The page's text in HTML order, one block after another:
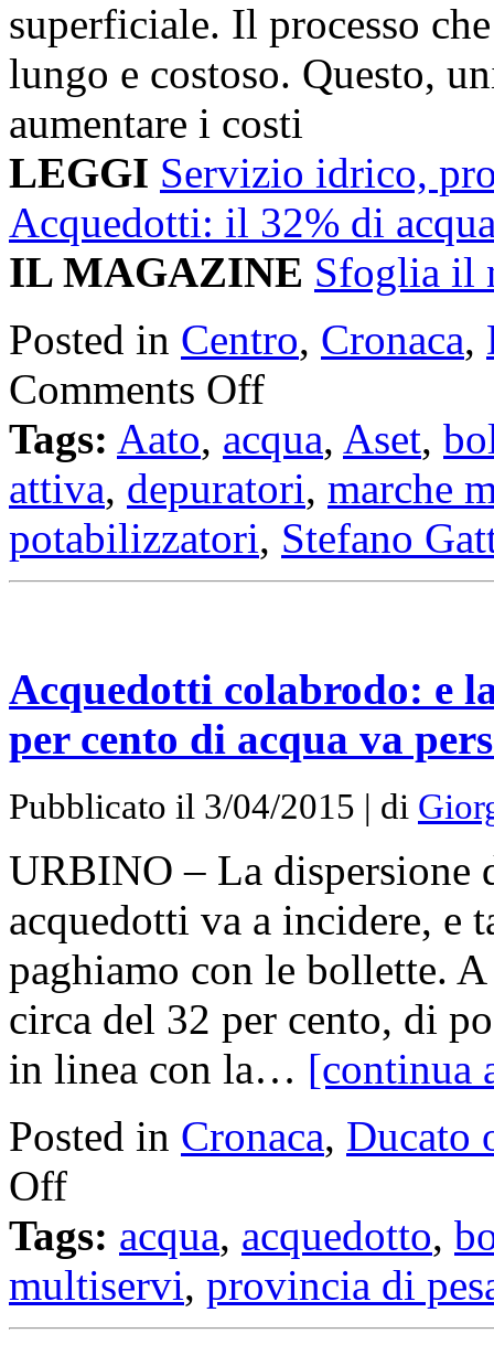
superficiale. Il processo
lungo e costoso. Questo,
aumentare i costi
LEGGI Servizio idrico,
Acquedotti: il 32% di
IL MAGAZINE Sfoglia il
Posted in Centro, Cronaca,
Comments Off
Tags: Aato, acqua, Aset,
attiva, depuratori, marche
potabilizzatori, Stefano
Acquedotti colabrodo: e
per cento di acqua va
Pubblicato il 3/04/2015 | di
URBINO – La dispersione
acquedotti va a incidere, e
paghiamo con le bollette.
circa del 32 per cento, di
in linea con la… [continua
Posted in Cronaca, Ducato
Off
Tags: acqua, acquedotto,
multiservi, provincia di